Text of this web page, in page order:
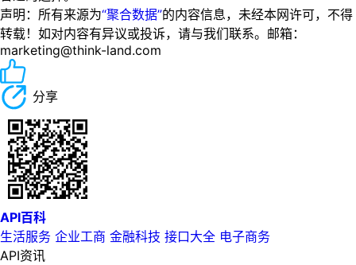
声明：所有来源为“聚合数据”的内容信息，未经本网许可，不得
转载！如对内容有异议或投诉，请与我们联系。邮箱：
marketing@think-land.com
分享
API百科
生活服务 企业工商 金融科技 接口大全 电子商务
API资讯